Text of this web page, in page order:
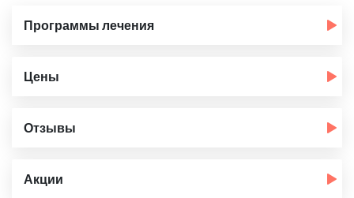
Программы лечения
Цены
Отзывы
Акции